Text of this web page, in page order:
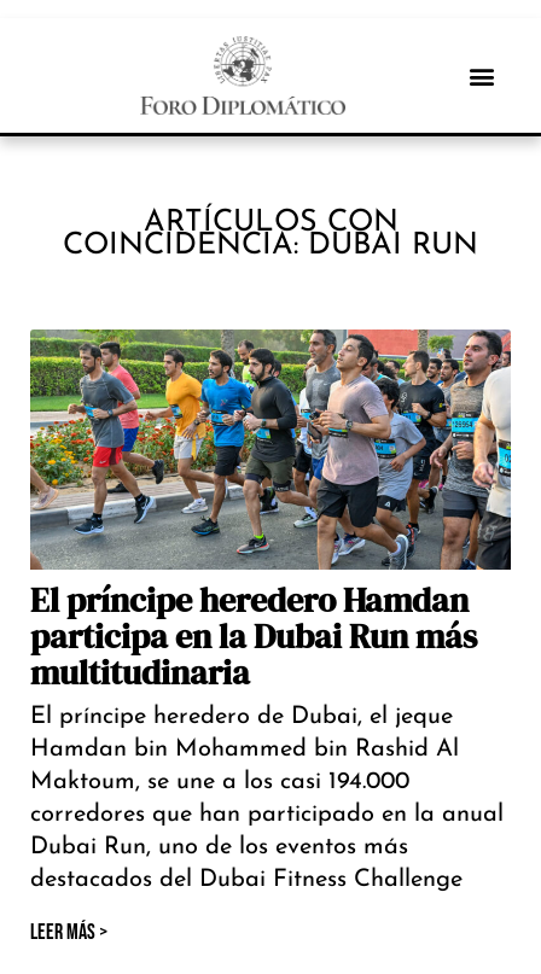
ARTÍCULOS CON
COINCIDENCIA: DUBAI RUN
El príncipe heredero Hamdan
participa en la Dubai Run más
multitudinaria
El príncipe heredero de Dubai, el jeque
Hamdan bin Mohammed bin Rashid Al
Maktoum, se une a los casi 194.000
corredores que han participado en la anual
Dubai Run, uno de los eventos más
destacados del Dubai Fitness Challenge
LEER MÁS >